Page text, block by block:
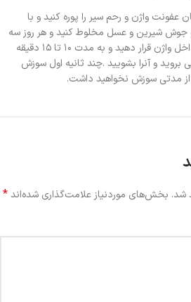
عفونت واژن و رحم سیر را پوره کنید و با
جوش شیرین و عسل مخلوط کنید و هر روز سه
بار مقداری را داخل واژن قرار دهید و به مدت ۱۰ تا ۱۵ دقیقه
و آنرا بشویید .چند ثانیه اول سوزش
از مدتی سوزش نخواهید داشت.
شد. بخش‌های موردنیاز علامت‌گذاری شده‌اند*